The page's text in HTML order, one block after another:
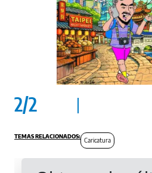
2/2
Caricatura